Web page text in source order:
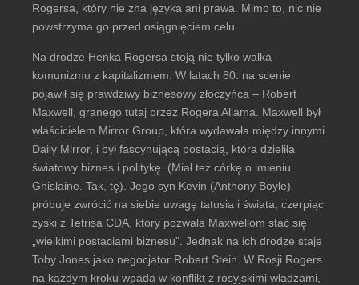
Rogersa, który nie zna języka ani prawa. Mimo to, nic nie
powstrzyma go przed osiągnięciem celu.
Na drodze Henka Rogersa stoją nie tylko walka
komunizmu z kapitalizmem. W latach 80. na scenie
pojawił się prawdziwy biznesowy złoczyńca – Robert
Maxwell, granego tutaj przez Rogera Allama. Maxwell był
właścicielem Mirror Group, która wydawała między innymi
Daily Mirror, i był fascynującą postacią, która dzieliła
światowy biznes i politykę. (Miał też córkę o imieniu
Ghislaine. Tak, tę). Jego syn Kevin (Anthony Boyle)
próbuje zwrócić na siebie uwagę tatusia i świata, czerpiąc
zyski z Tetrisa CDA, który pozwala Maxwellom stać się
„wielkimi postaciami biznesu”. Jednak na ich drodze staje
Toby Jones jako negocjator Robert Stein. W Rosji Rogers
na każdym kroku wpada w konflikt z rosyjskimi władzami,